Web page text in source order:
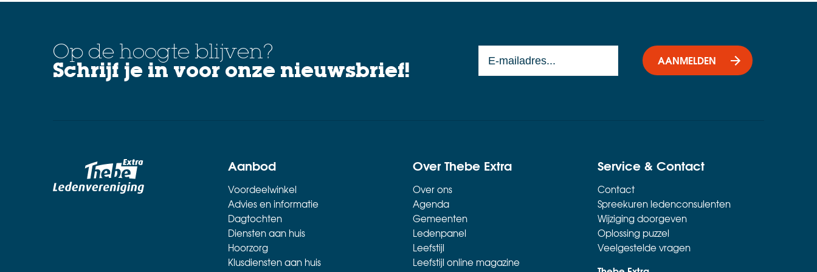
Op de hoogte blijven?
Schrijf je in voor onze nieuwsbrief! AANMELDEN
Aanbod
Voordeelwinkel
Advies en informatie
Dagtochten
Diensten aan huis
Hoorzorg
Klusdiensten aan huis
Over Thebe Extra
Over ons
Agenda
Gemeenten
Ledenpanel
Leefstijl
Leefstijl online magazine
Service & Contact
Contact
Spreekuren ledenconsulenten
Wijziging doorgeven
Oplossing puzzel
Veelgestelde vragen